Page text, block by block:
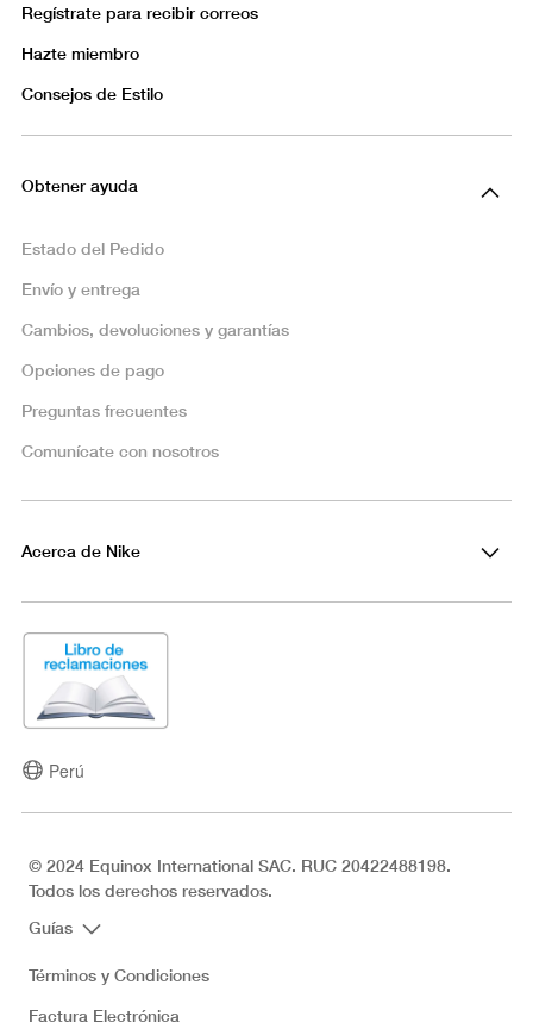
Regístrate para recibir correos
Hazte miembro
Consejos de Estilo
Obtener ayuda
Estado del Pedido
Envío y entrega
Cambios, devoluciones y garantías
Opciones de pago
Preguntas frecuentes
Comunícate con nosotros
Acerca de Nike
Perú
© 2024 Equinox International SAC. RUC 20422488198.
Todos los derechos reservados.
Guías
Términos y Condiciones
Factura Electrónica